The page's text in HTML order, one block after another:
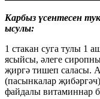
Карбыз үсентесен
ысулы:
1 стакан суга тулы 1
ясыйсы, әлеге
җиргә тишеп саласы.
(пасынкалар
файдалы витаминнар